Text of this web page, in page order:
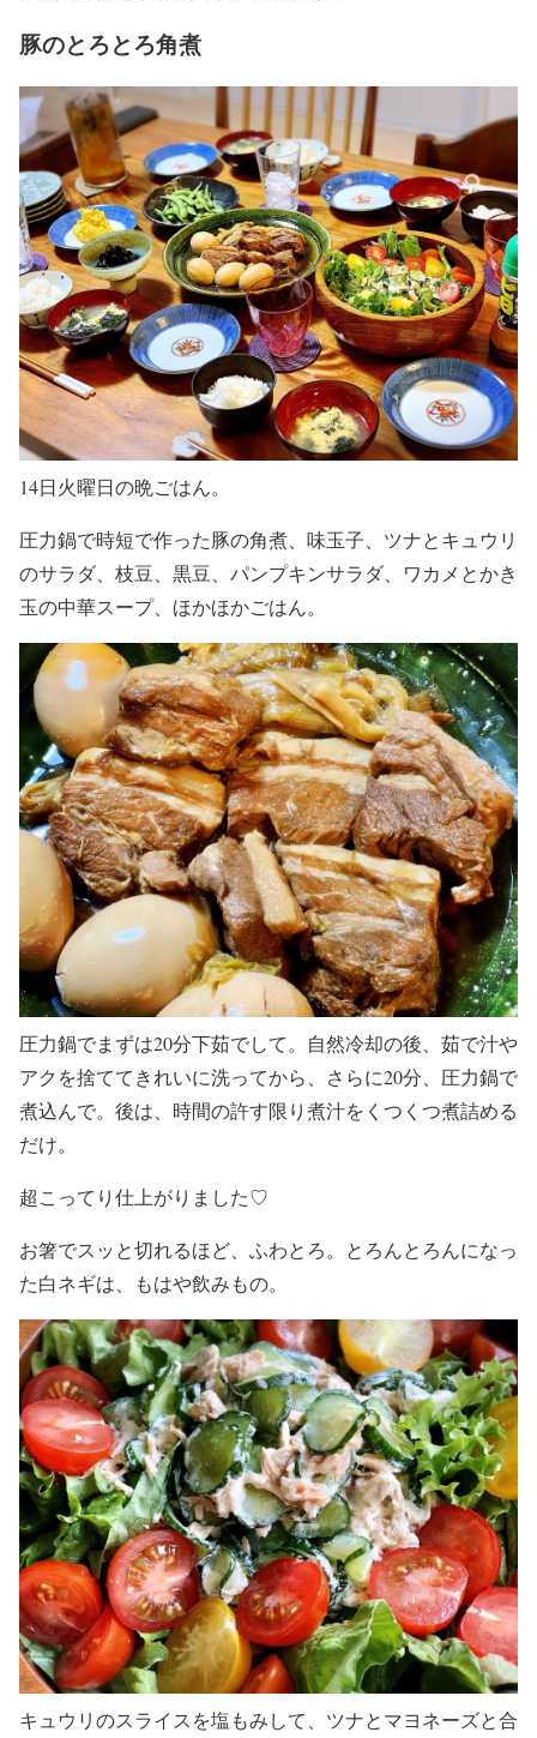
豚のとろとろ角煮
14日火曜日の晩ごはん。
圧力鍋で時短で作った豚の角煮、味玉子、ツナとキュウリ
のサラダ、枝豆、黒豆、パンプキンサラダ、ワカメとかき
玉の中華スープ、ほかほかごはん。
圧力鍋でまずは20分下茹でして。自然冷却の後、茹で汁や
アクを捨ててきれいに洗ってから、さらに20分、圧力鍋で
煮込んで。後は、時間の許す限り煮汁をくつくつ煮詰める
だけ。
超こってり仕上がりました♡
お箸でスッと切れるほど、ふわとろ。とろんとろんになっ
た白ネギは、もはや飲みもの。
キュウリのスライスを塩もみして、ツナとマヨネーズと合